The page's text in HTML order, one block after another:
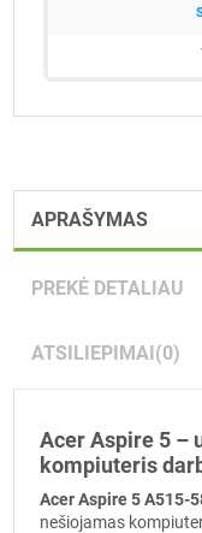
APRAŠYMAS
PREKĖ DETALIAU
ATSILIEPIMAI(0)
Acer Aspire 5 –
kompiuteris
Acer Aspire 5 A515-
nešiojamas